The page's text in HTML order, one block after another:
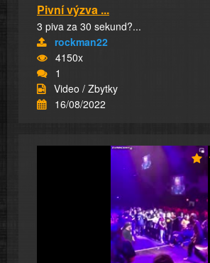
Pivní výzva ...
3 piva za 30 sekund?...
rockman22
4150x
1
Video / Zbytky
16/08/2022